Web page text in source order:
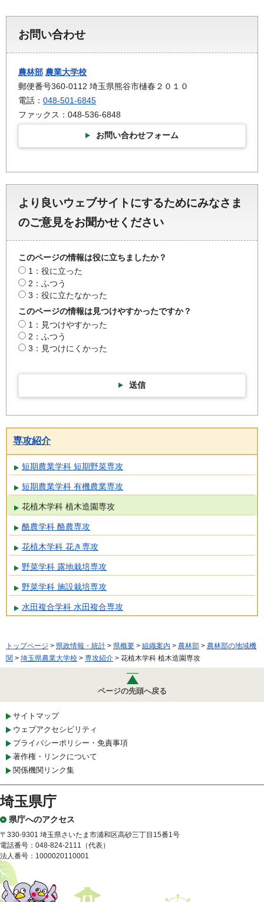
お問い合わせ
農林部 農業大学校
郵便番号360-0112 埼玉県熊谷市樋春２０１０
電話： 048-501-6845
ファックス：048-536-6848
お問い合わせフォーム
より良いウェブサイトにするためにみなさま
のご意見をお聞かせください
このページの情報は役に立ちましたか？
1：役に立った
2：ふつう
3：役に立たなかった
このページの情報は見つけやすかったですか？
1：見つけやすかった
2：ふつう
3：見つけにくかった
送信
専攻紹介
短期農業学科 短期野菜専攻
短期農業学科 有機農業専攻
花植木学科 植木造園専攻
酪農学科 酪農専攻
花植木学科 花き専攻
野菜学科 露地栽培専攻
野菜学科 施設栽培専攻
水田複合学科 水田複合専攻
トップページ > 県政情報・統計 > 県概要 > 組織案内 > 農林部 > 農林部の地域機
関 > 埼玉県農業大学校 > 専攻紹介 > 花植木学科 植木造園専攻
ページの先頭へ戻る
サイトマップ
ウェブアクセシビリティ
プライバシーポリシー・免責事項
著作権・リンクについて
関係機関リンク集
埼玉県庁
県庁へのアクセス
〒330-9301 埼玉県さいたま市浦和区高砂三丁目15番1号
電話番号：048-824-2111（代表）
法人番号：1000020110001